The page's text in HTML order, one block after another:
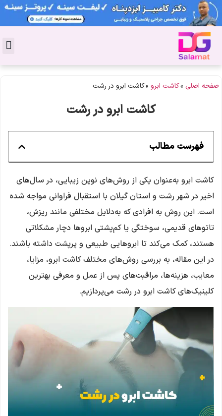
صفحه اصلی »کاشت ابرو »کاشت ابرو در رشت
کاشت ابرو در رشت
فهرست مطالب
کاشت ابرو به‌عنوان یکی از روش‌های نوین زیبایی، در سال‌های
اخیر در شهر رشت و استان گیلان با استقبال فراوانی مواجه شده
است. این روش به افرادی که به‌دلایل مختلفی مانند ریزش،
تاتوهای قدیمی، سوختگی یا کم‌پشتی ابروها دچار مشکلاتی
هستند، کمک می‌کند تا ابروهایی طبیعی و پرپشت داشته باشند.
در این مقاله، به بررسی روش‌های مختلف کاشت ابرو، مزایا،
معایب، هزینه‌ها، مراقبت‌های پس از عمل و معرفی بهترین
کلینیک‌های کاشت ابرو در رشت می‌پردازیم.